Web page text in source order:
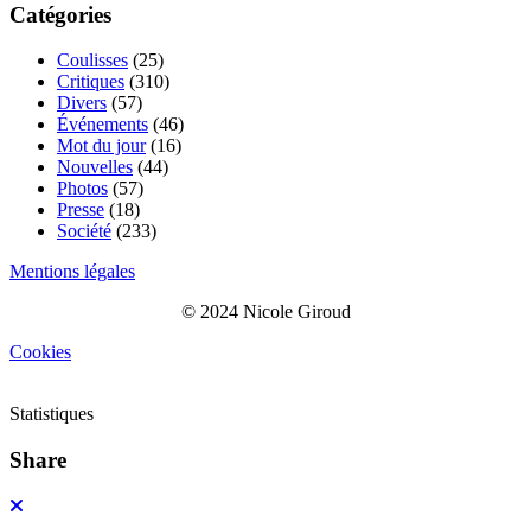
Catégories
Coulisses (25)
Critiques (310)
Divers (57)
Événements (46)
Mot du jour(16)
Nouvelles (44)
Photos (57)
Presse (18)
Société (233)
Mentions légales
© 2024 Nicole Giroud
Cookies
Statistiques
Share